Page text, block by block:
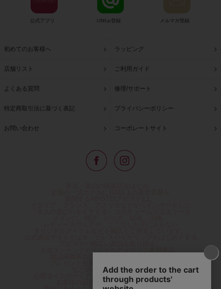
公式アプリ LINE@登録 メルマガ登録
初めてのお客様へ ラッピング
店舗リスト ご利用ガイド
よくある質問 修理/サポート
特定商取引法に基づく表記 プライバシーポリシー
お問い合わせ コーポレートサイト
などのサービスをご提供。
心躍るインポートアクセサリーや時計、小物などで、
お客様の日常をほんの少し豊かにし、